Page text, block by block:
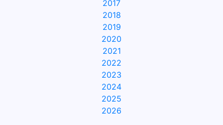
2017
2018
2019
2020
2021
2022
2023
2024
2025
2026